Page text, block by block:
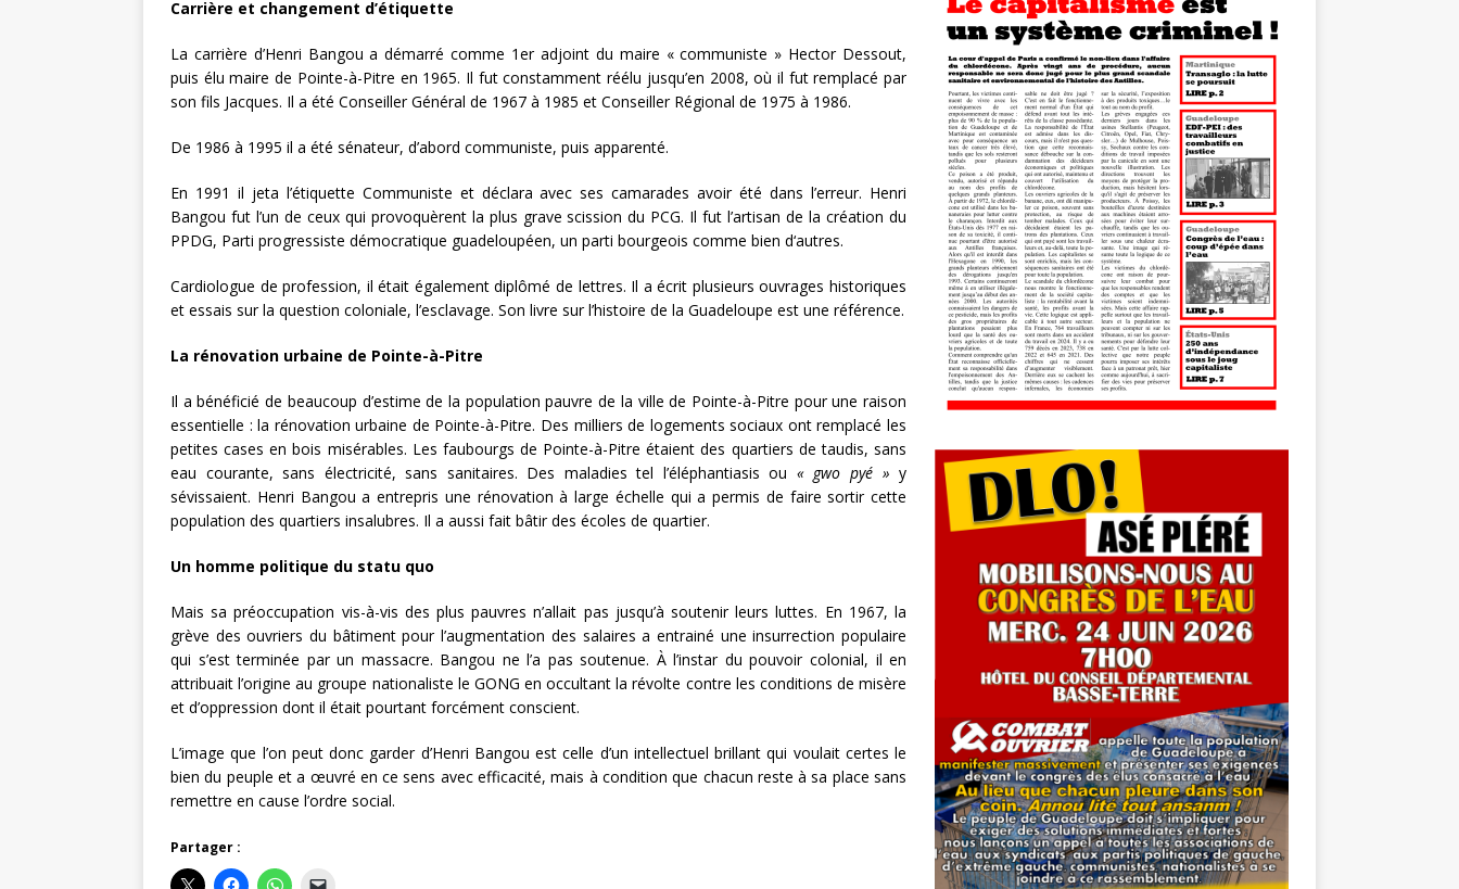
Carrière et changement d’étiquette
La carrière d’Henri Bangou a démarré comme 1er adjoint du maire « communiste » Hector Dessout,
puis élu maire de Pointe-à-Pitre en 1965. Il fut constamment réélu jusqu’en 2008, où il fut remplacé par
son fils Jacques. Il a été Conseiller Général de 1967 à 1985 et Conseiller Régional de 1975 à 1986.
De 1986 à 1995 il a été sénateur, d’abord communiste, puis apparenté.
En 1991 il jeta l’étiquette Communiste et déclara avec ses camarades avoir été dans l’erreur. Henri
Bangou fut l’un de ceux qui provoquèrent la plus grave scission du PCG. Il fut l’artisan de la création du
PPDG, Parti progressiste démocratique guadeloupéen, un parti bourgeois comme bien d‘autres.
Cardiologue de profession, il était également diplômé de lettres. Il a écrit plusieurs ouvrages historiques
et essais sur la question coloniale, l’esclavage. Son livre sur l’histoire de la Guadeloupe est une référence.
La rénovation urbaine de Pointe-à-Pitre
Il a bénéficié de beaucoup d’estime de la population pauvre de la ville de Pointe-à-Pitre pour une raison
essentielle : la rénovation urbaine de Pointe-à-Pitre. Des milliers de logements sociaux ont remplacé les
petites cases en bois misérables. Les faubourgs de Pointe-à-Pitre étaient des quartiers de taudis, sans
eau courante, sans électricité, sans sanitaires. Des maladies tel l’éléphantiasis ou « gwo pyé » y
sévissaient. Henri Bangou a entrepris une rénovation à large échelle qui a permis de faire sortir cette
population des quartiers insalubres. Il a aussi fait bâtir des écoles de quartier.
Un homme politique du statu quo
Mais sa préoccupation vis-à-vis des plus pauvres n’allait pas jusqu’à soutenir leurs luttes. En 1967, la
grève des ouvriers du bâtiment pour l’augmentation des salaires a entrainé une insurrection populaire
qui s’est terminée par un massacre. Bangou ne l’a pas soutenue. À l’instar du pouvoir colonial, il en
attribuait l’origine au groupe nationaliste le GONG en occultant la révolte contre les conditions de misère
et d’oppression dont il était pourtant forcément conscient.
L’image que l’on peut donc garder d’Henri Bangou est celle d’un intellectuel brillant qui voulait certes le
bien du peuple et a œuvré en ce sens avec efficacité, mais à condition que chacun reste à sa place sans
remettre en cause l’ordre social.
Partager :